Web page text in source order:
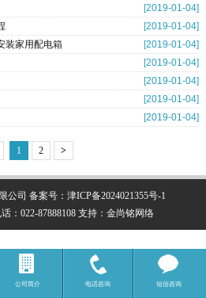
[2019-01-04]
[2019-01-04]
[2019-01-04]
装家用配电箱
[2019-01-04]
[2019-01-04]
[2019-01-04]
[2019-01-04]
1 2 >
公司备案号：津ICP备2024021355号-1
： 022-87888108支持： 金尚铭网络
公司简介 电话咨询 短信咨询